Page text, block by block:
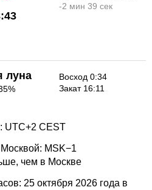
-2 мин39 сек
луна
Восход 0:34
Закат 16:11
UTC+2 CEST
MSK−1
чем в Москве
25 октября 2026 года в